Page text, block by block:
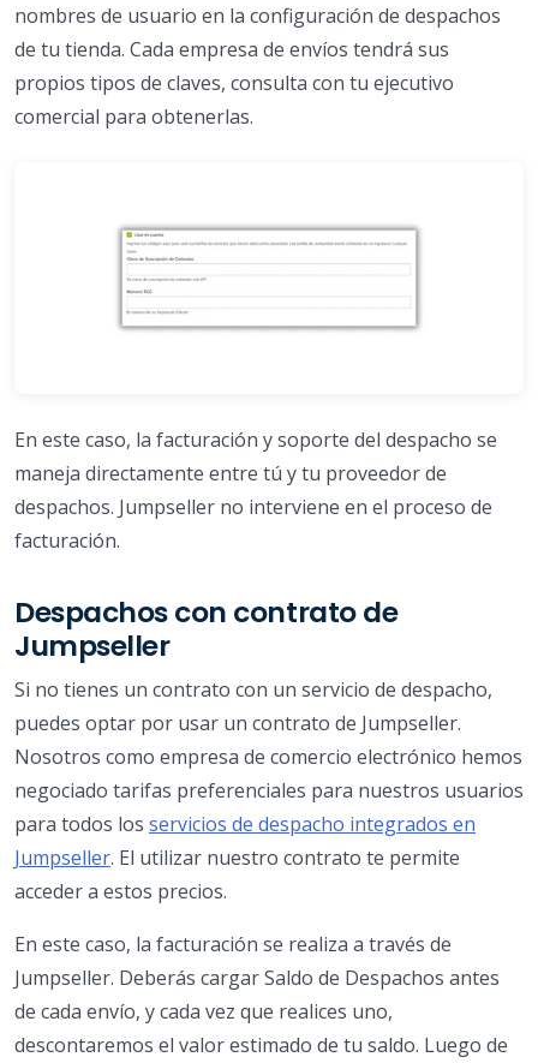
nombres de usuario en la configuración de despachos
de tu tienda. Cada empresa de envíos tendrá sus
propios tipos de claves, consulta con tu ejecutivo
comercial para obtenerlas.
En este caso, la facturación y soporte del despacho se
maneja directamente entre tú y tu proveedor de
despachos. Jumpseller no interviene en el proceso de
facturación.
Despachos con contrato de
Jumpseller
Si no tienes un contrato con un servicio de despacho,
puedes optar por usar un contrato de Jumpseller.
Nosotros como empresa de comercio electrónico hemos
negociado tarifas preferenciales para nuestros usuarios
para todos los servicios de despacho integrados en
Jumpseller. El utilizar nuestro contrato te permite
acceder a estos precios.
En este caso, la facturación se realiza a través de
Jumpseller. Deberás cargar Saldo de Despachos antes
de cada envío, y cada vez que realices uno,
descontaremos el valor estimado de tu saldo. Luego de